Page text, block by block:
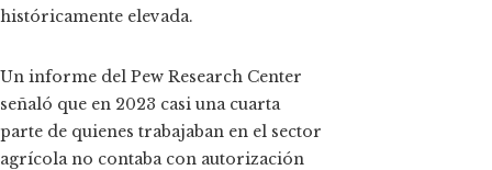
históricamente elevada.
Un informe del Pew Research Center
señaló que en 2023 casi una cuarta
parte de quienes trabajaban en el sector
agrícola no contaba con autorización